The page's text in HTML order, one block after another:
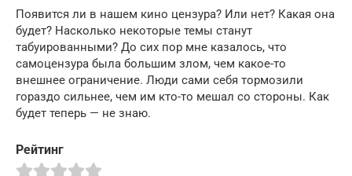
Появится ли в нашем кино цензура? Или нет? Какая она
будет? Насколько некоторые темы станут
табуированными? До сих пор мне казалось, что
самоцензура была большим злом, чем какое-то
внешнее ограничение. Люди сами себя тормозили
гораздо сильнее, чем им кто-то мешал со стороны. Как
будет теперь — не знаю.
Рейтинг